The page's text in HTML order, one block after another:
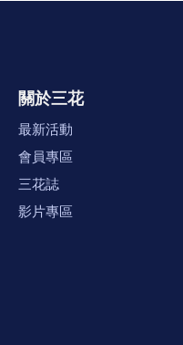
關於三花
最新活動
會員專區
三花誌
影片專區